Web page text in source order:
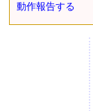
動作報告する